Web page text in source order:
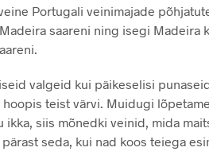
Portugali veinimajade
saareni ning isegi Madeira
valgeid kui päikeselisi
teist värvi. Muidugi
ikka, siis mõnedki veinid, mida
seda, kui nad koos teiega